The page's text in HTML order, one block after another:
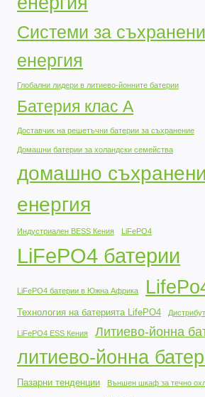
Системи за
енергия
Глобални лидери в литиево-йонните батерии
Батерия клас А
Доставчик на решетъчни батерии за съхранение
Домашни батерии за холандски семейства
домашно
енергия
Индустриален BESS Кения LiFePO4
LiFePO4 батерии
LiFePO4 батерии в Южна Африка
Технология на батерията LifePO4
LiFePO4 ESS Кения Литиево-йонна
литиево-йонна
Пазарни тенденции Външен шкаф за течно